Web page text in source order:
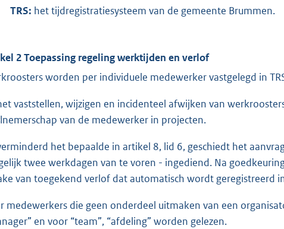
TRS: het tijdregistratiesysteem van de gemeente Brummen.
2 Toepassing regeling werktijden en verlof
worden per individuele medewerker vastgelegd in
vaststellen, wijzigen en incidenteel afwijken van
van de medewerker in projecten.
het bepaalde in artikel 8, lid 6, geschiedt het
twee werkdagen van te voren - ingediend. Na
van toegekend verlof dat automatisch wordt geregistreerd
medewerkers die geen onderdeel uitmaken van een
en voor “team”, “afdeling” worden gelezen.